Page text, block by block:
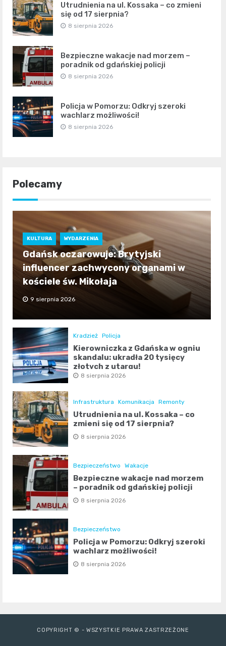
Utrudnienia na ul. Kossaka – co zmieni
się od 17 sierpnia?
8 sierpnia 2026
Bezpieczne wakacje nad morzem –
poradnik od gdańskiej policji
8 sierpnia 2026
Policja w Pomorzu: Odkryj szeroki
wachlarz możliwości!
8 sierpnia 2026
Polecamy
KULTURA WYDARZENIA
Gdańsk oczarowuje: Brytyjski
influencer zachwycony organami w
kościele św. Mikołaja
9 sierpnia 2026
Kradzież Policja
Kierowniczka z Gdańska w ogniu
skandalu: ukradła 20 tysięcy
złotych z utargu!
8 sierpnia 2026
Infrastruktura Komunikacja Remonty
Utrudnienia na ul. Kossaka – co
zmieni się od 17 sierpnia?
8 sierpnia 2026
Bezpieczeństwo Wakacje
Bezpieczne wakacje nad morzem
– poradnik od gdańskiej policji
8 sierpnia 2026
Bezpieczeństwo
Policja w Pomorzu: Odkryj szeroki
wachlarz możliwości!
8 sierpnia 2026
COPYRIGHT © - WSZYSTKIE PRAWA ZASTRZEŻONE